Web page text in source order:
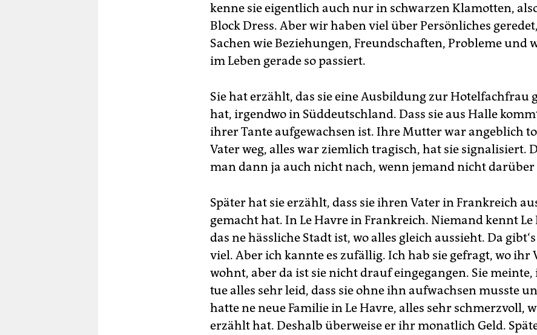
kenne sie eigentlich auch nur in schwarzen Klamotten,
Block Dress. Aber wir haben viel über Persönliches
Sachen wie Beziehungen, Freundschaften, Probleme und
im Leben gerade so passiert.
Sie hat erzählt, das sie eine Ausbildung zur Hotelfachfrau
hat, irgendwo in Süddeutschland. Dass sie aus Halle
ihrer Tante aufgewachsen ist. Ihre Mutter war angeblich
Vater weg, alles war ziemlich tragisch, hat sie signalisiert.
man dann ja auch nicht nach, wenn jemand nicht
Später hat sie erzählt, dass sie ihren Vater in Frankreich
gemacht hat. In Le Havre in Frankreich. Niemand kennt Le
das ne hässliche Stadt ist, wo alles gleich aussieht. Da
viel. Aber ich kannte es zufällig. Ich hab sie gefragt, wo ihr
wohnt, aber da ist sie nicht drauf eingegangen. Sie
tue alles sehr leid, dass sie ohne ihn aufwachsen musste
hatte ne neue Familie in Le Havre, alles sehr schmerzvoll,
erzählt hat. Deshalb überweise er ihr monatlich Geld.